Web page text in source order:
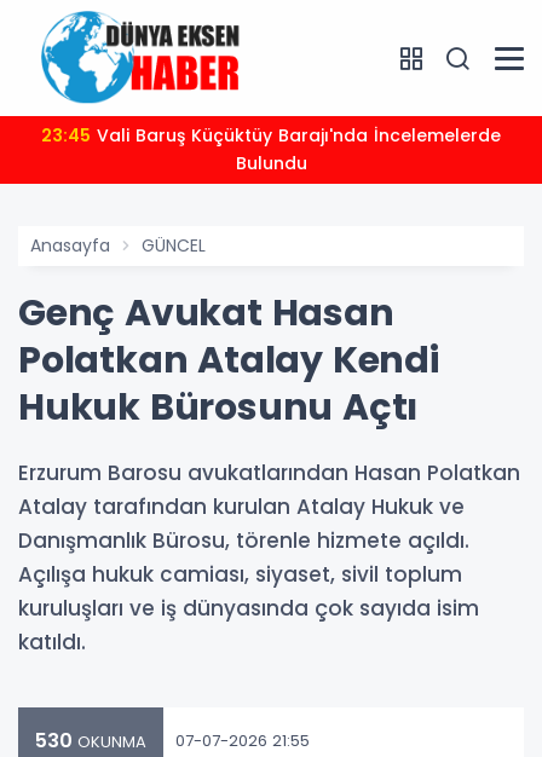
23:45
Bulundu
Anasayfa GÜNCEL
Genç Avukat Hasan
Polatkan Atalay Kendi
Hukuk Bürosunu Açtı
Erzurum Barosu avukatlarından Hasan Polatkan
Atalay tarafından kurulan Atalay Hukuk ve
Danışmanlık Bürosu, törenle hizmete açıldı.
Açılışa hukuk camiası, siyaset, sivil toplum
kuruluşları ve iş dünyasında çok sayıda isim
katıldı.
530 OKUNMA 07-07-2026 21:55